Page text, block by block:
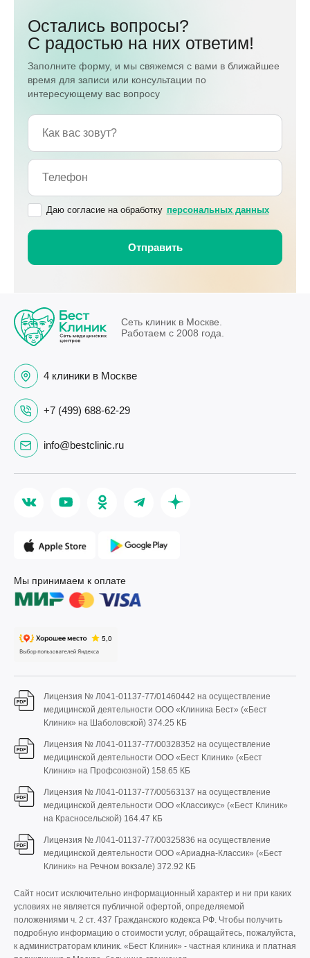
Остались вопросы?
С радостью на них ответим!
Заполните форму, и мы свяжемся с вами в ближайшее
время для записи или консультации по
интересующему вас вопросу
Даю согласие на обработку персональных данных
Сеть клиник в Москве.
Работаем с 2008 года.
4 клиники в Москве
+7 (499) 688-62-29
info@bestclinic.ru
Мы принимаем к оплате
Лицензия № Л041-01137-77/01460442 на осуществление
медицинской деятельности ООО «Клиника Бест» («Бест
Клиник» на Шаболовской) 374.25 КБ
Лицензия № Л041-01137-77/00328352 на осуществление
медицинской деятельности ООО «Бест Клиник» («Бест
Клиник» на Профсоюзной) 158.65 КБ
Лицензия № Л041-01137-77/00563137 на осуществление
медицинской деятельности ООО «Классикус» («Бест Клиник»
на Красносельской) 164.47 КБ
Лицензия № Л041-01137-77/00325836 на осуществление
медицинской деятельности ООО «Ариадна-Классик» («Бест
Клиник» на Речном вокзале) 372.92 КБ
Сайт носит исключительно информационный характер и ни при каких
условиях не является публичной офертой, определяемой
положениями ч. 2 ст. 437 Гражданского кодекса РФ. Чтобы получить
подробную информацию о стоимости услуг, обращайтесь, пожалуйста,
к администраторам клиник. «Бест Клиник» - частная клиника и платная